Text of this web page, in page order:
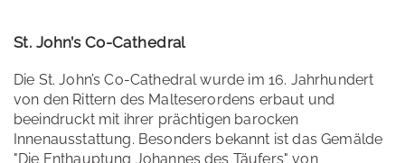
St. John’s Co-Cathedral
Die St. John’s Co-Cathedral wurde im 16. Jahrhundert
von den Rittern des Malteserordens erbaut und
beeindruckt mit ihrer prächtigen barocken
Innenausstattung. Besonders bekannt ist das Gemälde
"Die Enthauptung Johannes des Täufers" von